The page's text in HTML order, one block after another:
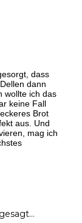
dass
dann
wollte ich das
keine Fall
Brot
aus. Und
mag ich